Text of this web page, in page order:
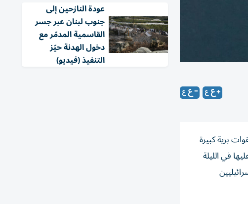
قتال استمر لأيام، وبقوات برية كبيرة
في الليلة
إسرائيليين
عودة النازحين إلى
جنوب لبنان عبر جسر
القاسمية المدمّر مع
دخول الهدنة حيّز
التنفيذ (فيديو)